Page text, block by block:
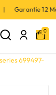
| Garantie 12
0
699497-